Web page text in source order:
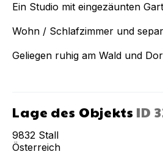
Ein Studio mit eingezäunten
Wohn / Schlafzimmer und
Geliegen ruhig am Wald und
Lage des Objekts ID
9832 Stall
Österreich